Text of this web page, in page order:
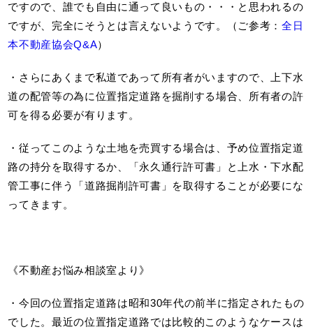
ですので、誰でも自由に通って良いもの・・・と思われるの
ですが、完全にそうとは言えないようです。（ご参考： 全日
本不動産協会Q&A）
・さらにあくまで私道であって所有者がいますので、上下水
道の配管等の為に位置指定道路を掘削する場合、所有者の許
可を得る必要が有ります。
・従ってこのような土地を売買する場合は、予め位置指定道
路の持分を取得するか、「永久通行許可書」と上水・下水配
管工事に伴う「道路掘削許可書」を取得することが必要にな
ってきます。
《不動産お悩み相談室より》
・今回の位置指定道路は昭和30年代の前半に指定されたもの
でした。最近の位置指定道路では比較的このようなケースは